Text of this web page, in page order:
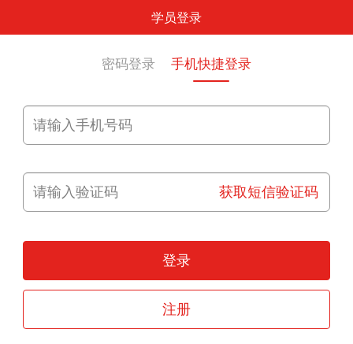
学员登录
密码登录 手机快捷登录
获取短信验证码
登录
注册